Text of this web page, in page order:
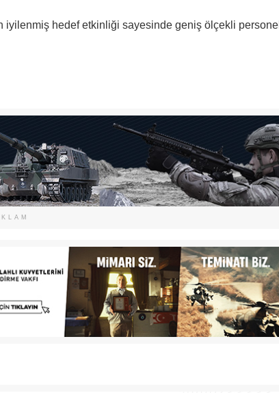
iyilenmiş hedef etkinliği sayesinde geniş ölçekli personel